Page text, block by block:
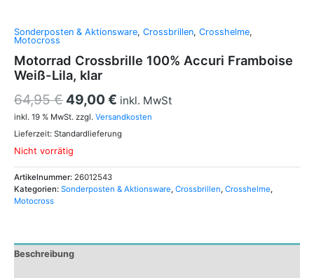
Sonderposten & Aktionsware, Crossbrillen, Crosshelme,
Motocross
Motorrad Crossbrille 100% Accuri Framboise
Weiß-Lila, klar
64,95€ 49,00€ inkl. MwSt
inkl. 19 % MwSt. zzgl. Versandkosten
Lieferzeit: Standardlieferung
Nicht vorrätig
Artikelnummer: 26012543
Kategorien: Sonderposten & Aktionsware, Crossbrillen, Crosshelme,
Motocross
Beschreibung